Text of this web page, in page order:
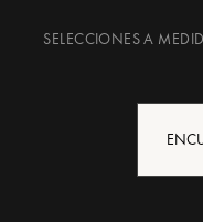
SELECCIONES A